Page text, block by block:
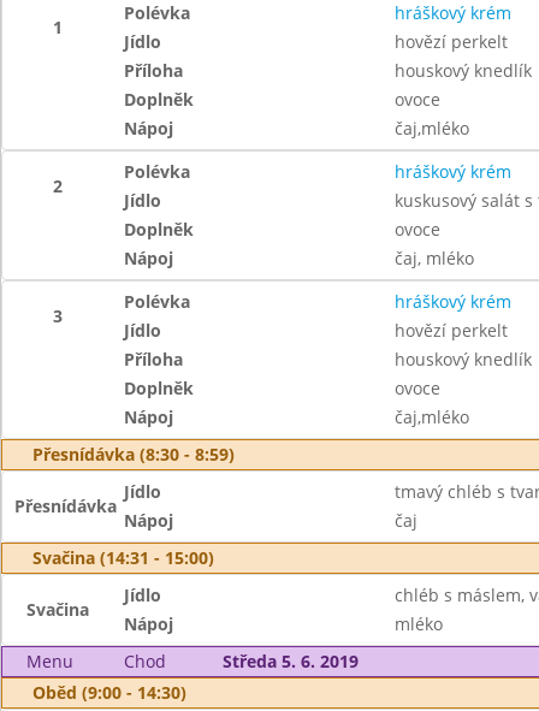
1
Polévka
hráškový krém
Jídlo
hovězí perkelt
Příloha
houskový knedlík
Doplněk
ovoce
Nápoj
čaj,mléko
2
Polévka
hráškový krém
Jídlo
kuskusový salát
Doplněk
ovoce
Nápoj
čaj, mléko
3
Polévka
hráškový krém
Jídlo
hovězí perkelt
Příloha
houskový knedlík
Doplněk
ovoce
Nápoj
čaj,mléko
Přesnídávka (8:30 - 8:59)
Přesnídávka
Jídlo
tmavý chléb s
Nápoj
čaj
Svačina (14:31 - 15:00)
Svačina
Jídlo
chléb s máslem,
Nápoj
mléko
Menu
Chod
Středa 5. 6. 2019
Oběd (9:00 - 14:30)